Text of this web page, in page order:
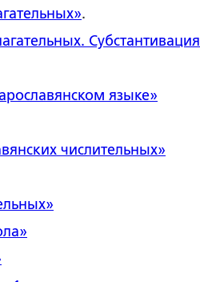
.
Субстантивация
языке»
числительных»
»